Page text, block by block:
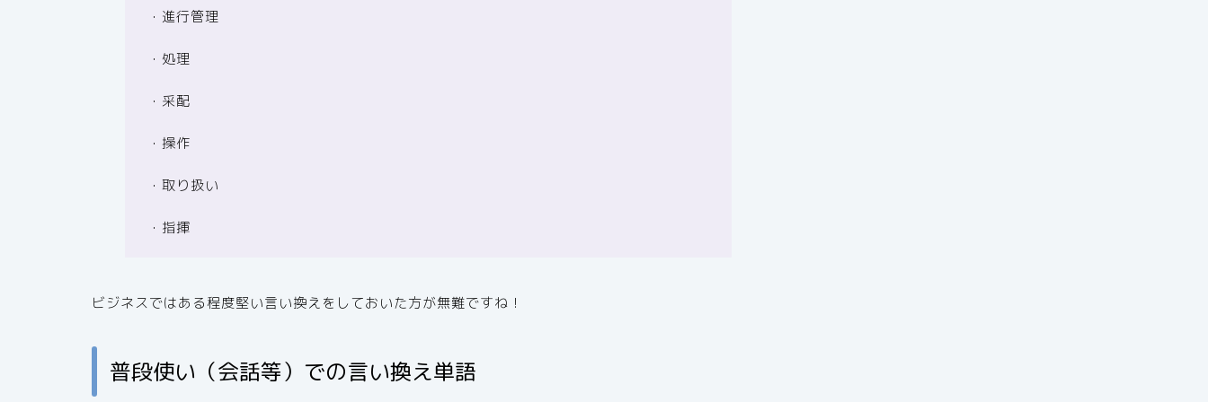
・進行管理
・処理
・采配
・操作
・取り扱い
・指揮
ビジネスではある程度堅い言い換えをしておいた方が無難ですね！
普段使い（会話等）での言い換え単語